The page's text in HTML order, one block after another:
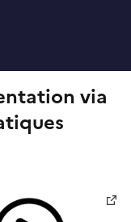
via
fenêtre